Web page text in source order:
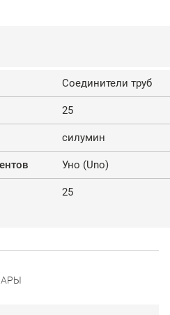
Соединители труб
25
силумин
Уно (Uno)
25